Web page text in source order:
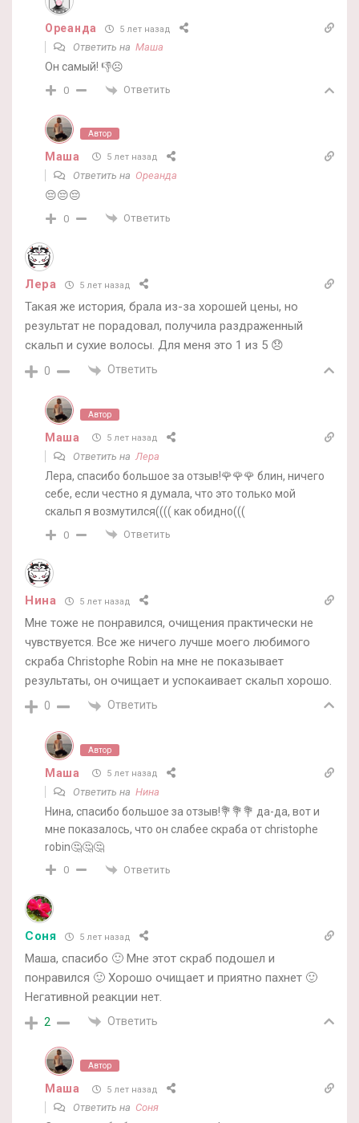
Ореанда 5 лет назад
Ответить на Маша
Он самый! 👎☹️
0 Ответить
Автор
Маша 5 лет назад
Ответить на Ореанда
😔😔😔
0 Ответить
Лера 5 лет назад
Такая же история, брала из-за хорошей цены, но
результат не порадовал, получила раздраженный
скальп и сухие волосы. Для меня это 1 из 5 😞
0 Ответить
Автор
Маша 5 лет назад
Ответить на Лера
Лера, спасибо большое за отзыв!🌹🌹🌹 блин, ничего
себе, если честно я думала, что это только мой
скальп я возмутился(((( как обидно(((
0 Ответить
Нина 5 лет назад
Мне тоже не понравился, очищения практически не
чувствуется. Все же ничего лучше моего любимого
скраба Christophe Robin на мне не показывает
результаты, он очищает и успокаивает скальп хорошо.
0 Ответить
Автор
Маша 5 лет назад
Ответить на Нина
Нина, спасибо большое за отзыв!💐💐💐 да-да, вот и
мне показалось, что он слабее скраба от christophe
robin🤔🤔🤔
0 Ответить
Соня 5 лет назад
Маша, спасибо 🙂 Мне этот скраб подошел и
понравился 🙂 Хорошо очищает и приятно пахнет 🙂
Негативной реакции нет.
2 Ответить
Автор
Маша 5 лет назад
Ответить на Соня